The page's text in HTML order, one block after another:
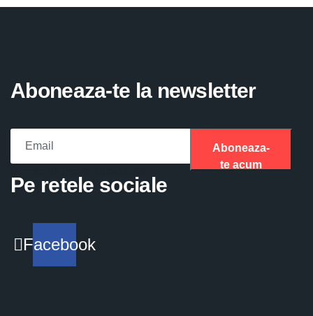
Aboneaza-te la newsletter
Aboneaza-
te acum
Pe retele sociale
Facebook